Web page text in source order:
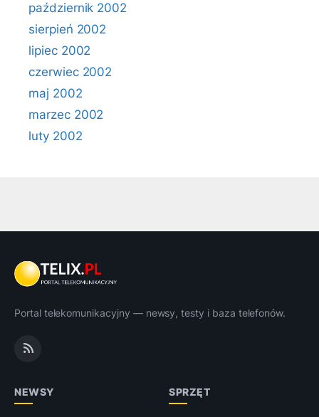
październik 2002
sierpień 2002
lipiec 2002
czerwiec 2002
maj 2002
marzec 2002
luty 2002
Portal telekomunikacyjny — newsy, testy i baza telefonów.
NEWSY SPRZĘT